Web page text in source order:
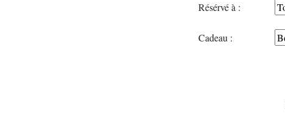
Résérvé à :
Cadeau :